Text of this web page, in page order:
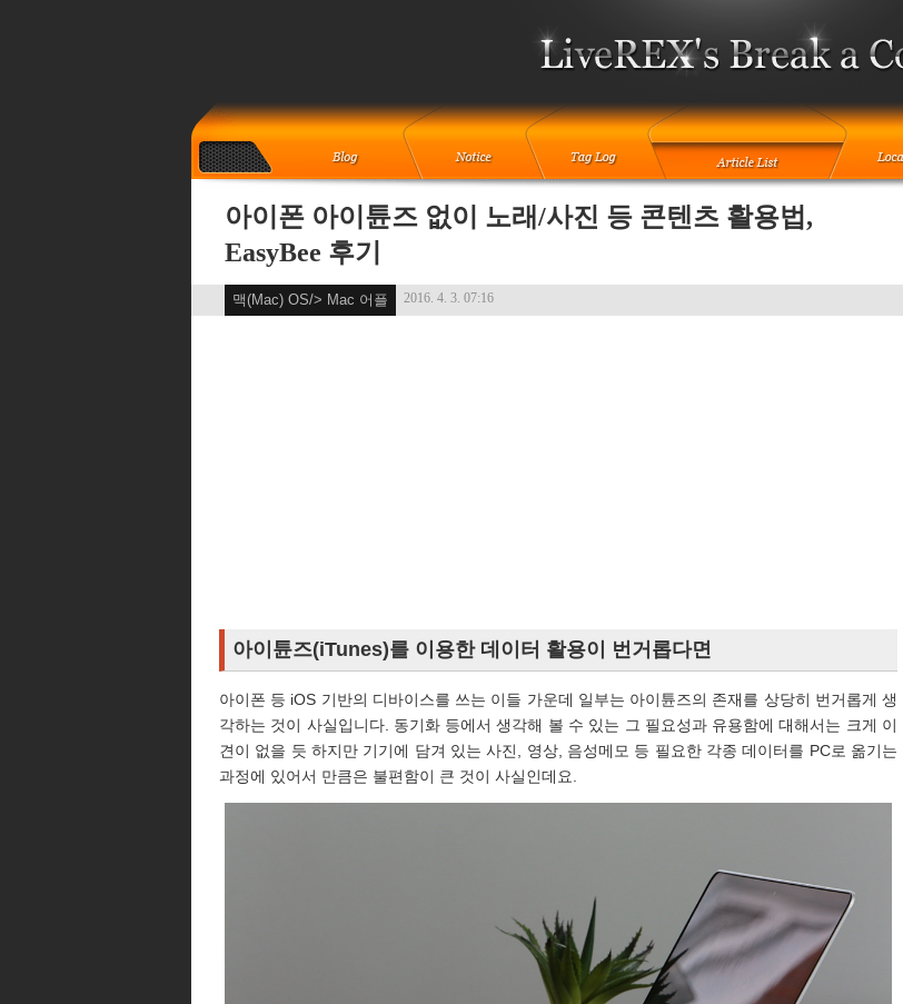
아이폰 아이튠즈 없이 노래/사진 등 콘텐츠 활용법,
EasyBee 후기
맥(Mac) OS/> Mac 어플 2016. 4. 3. 07:16
아이튠즈(iTunes)를 이용한 데이터 활용이 번거롭다면
아이폰 등 iOS 기반의 디바이스를 쓰는 이들 가운데 일부는 아이튠즈의 존재를 상당히 번거롭게 생
각하는 것이 사실입니다. 동기화 등에서 생각해 볼 수 있는 그 필요성과 유용함에 대해서는 크게 이
견이 없을 듯 하지만 기기에 담겨 있는 사진, 영상, 음성메모 등 필요한 각종 데이터를 PC로 옮기는
과정에 있어서 만큼은 불편함이 큰 것이 사실인데요.